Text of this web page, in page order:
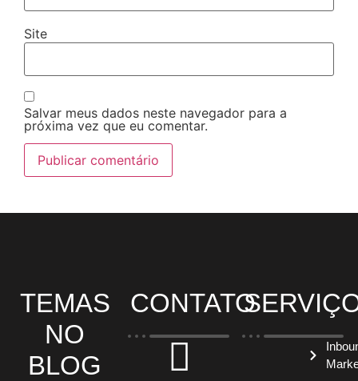
Site
Salvar meus dados neste navegador para a
próxima vez que eu comentar.
TEMAS
NO
BLOG
CONTATO